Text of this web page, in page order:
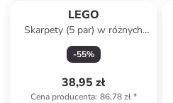
LEGO
Skarpety (5 par) w różnych
kolorach
-55%
38,95 zł
Cena producenta: 86,78 zł*